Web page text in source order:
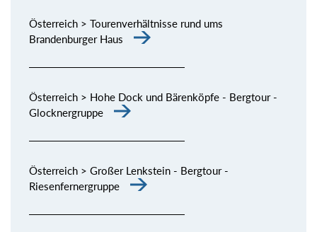
Österreich > Tourenverhältnisse rund ums
Brandenburger Haus
Österreich > Hohe Dock und Bärenköpfe - Bergtour -
Glocknergruppe
Österreich > Großer Lenkstein - Bergtour -
Riesenfernergruppe